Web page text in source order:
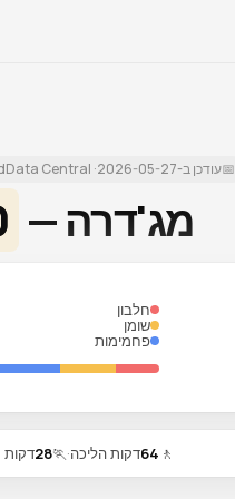
📅עודכן ב-2026-05-27
· USDA FoodData Central
מג'דרה —
חלבון
שומן
פחמימות
🚶
64דקות הליכה·
🏃
28דקות